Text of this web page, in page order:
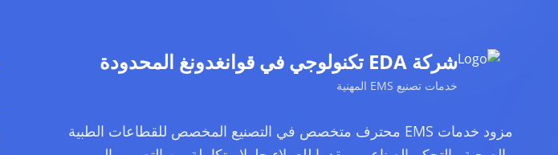
شركة EDA تكنولوجي في قوانغدونغ المحدودة
خدمات تصنيع EMS المهنية
مزود خدمات EMS محترف متخصص في التصنيع المخصص للقطاعات الطبية